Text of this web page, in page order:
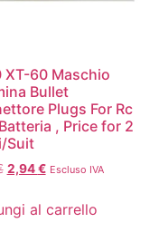
XT-60 Maschio
Bullet
Plugs For Rc
, Price for 2
Suit
2,94€ Escluso IVA
al carrello